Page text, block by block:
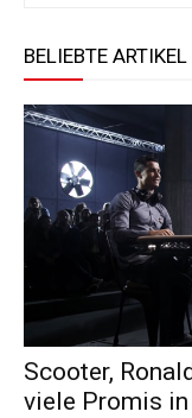
BELIEBTE ARTIKEL
Scooter,
viele Promis in